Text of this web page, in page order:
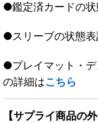
●鑑定済カードの
●スリーブの状態
●プレイマット・
の詳細はこちら
【サプライ商品の